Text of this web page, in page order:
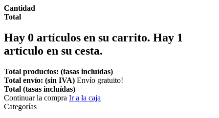
Cantidad
Total
Hay 0 artículos en su carrito. Hay 1
artículo en su cesta.
Total productos: (tasas incluídas)
Total envío: (sin IVA) Envío gratuito!
Total (tasas incluídas)
Continuar la compra Ir a la caja
Categorías